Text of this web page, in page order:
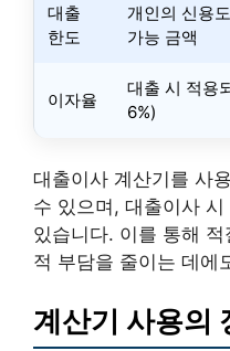
대출
한도
개인의 신용
가능 금액
이자율
대출 시 적용
6%)
대출이사 계산기를 사
수 있으며, 대출이사
있습니다. 이를 통해
적 부담을 줄이는 데에
계산기 사용의